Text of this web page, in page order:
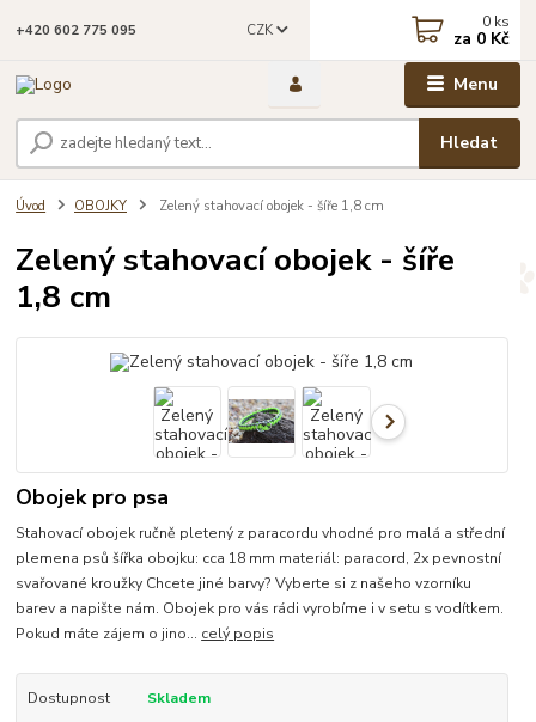
Menu
CZK
Hledat
+420 602 775 095 0 ks
za 0 Kč
Úvod OBOJKY Zelený stahovací obojek - šíře 1,8 cm
Zelený stahovací obojek - šíře
1,8 cm
Obojek pro psa
Stahovací obojek ručně pletený z paracordu vhodné pro malá a střední
plemena psů šířka obojku: cca 18 mm materiál: paracord, 2x pevnostní
svařované kroužky Chcete jiné barvy? Vyberte si z našeho vzorníku
barev a napište nám. Obojek pro vás rádi vyrobíme i v setu s vodítkem.
Pokud máte zájem o jino... celý popis
Dostupnost
Skladem